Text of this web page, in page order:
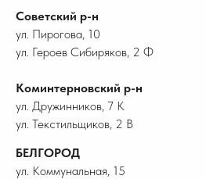
Советский р-н
ул. Пирогова, 10
ул. Героев Сибиряков, 2 Ф
Коминтерновский р-н
ул. Дружинников, 7 К
ул. Текстильщиков, 2 В
БЕЛГОРОД
ул. Коммунальная, 15